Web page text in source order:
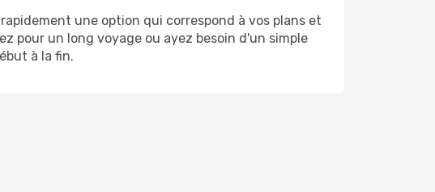
une option qui correspond à vos plans et
pour un long voyage ou ayez besoin d'un simple
à la fin.